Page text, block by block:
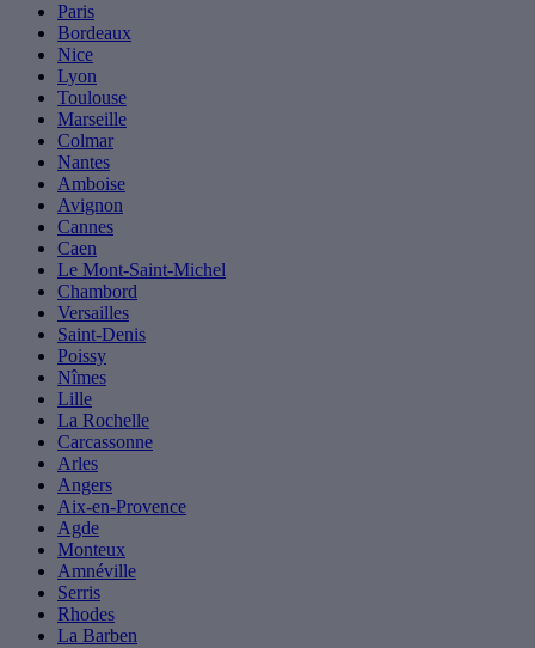
Paris
Bordeaux
Nice
Lyon
Toulouse
Marseille
Colmar
Nantes
Amboise
Avignon
Cannes
Caen
Le Mont-Saint-Michel
Chambord
Versailles
Saint-Denis
Poissy
Nîmes
Lille
La Rochelle
Carcassonne
Arles
Angers
Aix-en-Provence
Agde
Monteux
Amnéville
Serris
Rhodes
La Barben